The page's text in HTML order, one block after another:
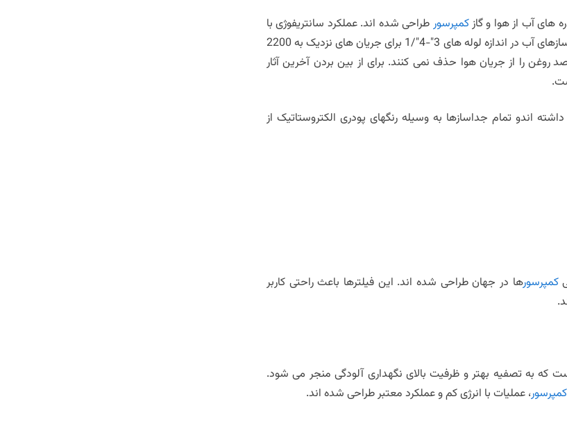
های آب از هوا و گازکمپرسور طراحی شده اند. عملکرد سانتریفوژی با
افت فشار پایین برای صرفه جویی در انرژی، آلاینده ها را از بین می برد. جداسازهای آب در اندازه لوله های 3″-4″/1 برای جریان های نزدیک به 2200
می باشند، درحالیکه جداسازهای چگالیده و کارآمد، 100درصد روغن را از جریان هوا حذف نمی کنند. برای از بین بردن آخرین آثار
داشته اندو تمام جداسازها به وسیله رنگهای پودری الکتروستاتیک از
کمپرسورها در جهان طراحی شده اند. این فیلترها باعث راحتی کاربر
که به تصفیه بهتر و ظرفیت بالای نگهداری آلودگی منجر می شود.
کمپرسور، عملیات با انرژی کم و عملکرد معتبر طراحی شده اند.